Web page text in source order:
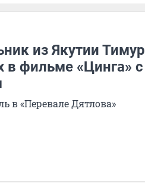
из Якутии Тимур
фильме «Цинга» с
в «Перевале Дятлова»